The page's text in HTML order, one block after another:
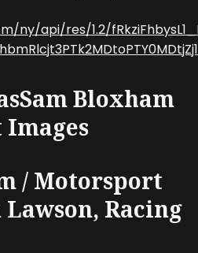
ny/api/res/1.2/
Bloxham
/ Motorsport
Racing